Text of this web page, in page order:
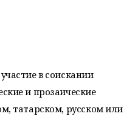
в соискании
и прозаические
татарском, русском или